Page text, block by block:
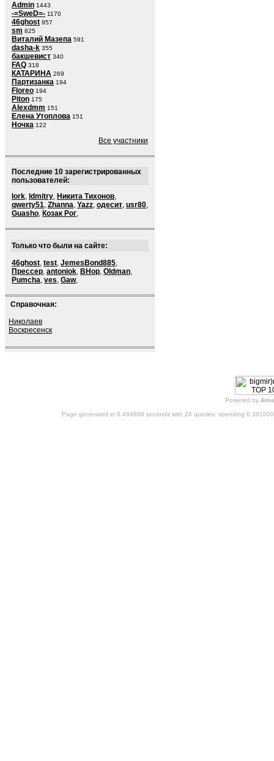
Admin 1443
-=SweD=- 1170
46ghost 957
sm 825
Виталий Мазепа 591
dasha-k 355
бакшевист 340
FAQ 318
КАТАРИНА 269
Партизанка 194
Floreo 194
Piton 175
Alexdmm 151
Елена Утоплова 151
Ночка 122
Все участники
Последние 10 зарегистрированных
пользователей:
lork, ldmitry, Никита Тихонов,
qwerty51, Zhanna, Yazz, одесит, usr80,
Guasho, Козак Рог,
Только что были на сайте:
46ghost, test, JemesBond885,
Прессер, antoniok, BHop, Oldman,
Pumcha, ves, Gaw,
Справочная:
Николаев
Воскресенск
Powered by
Page generated in 0.494868 seconds with 24 queries, spending